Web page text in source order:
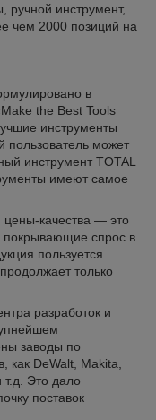
ручной инструмент,
чем 2000 позиций на
в
the Best Tools
инструменты
пользователь может
инструмент TOTAL
имеют самое
цены-качества — это
покрывающие спрос в
пользуется
только
разработок и
заводы по
как DeWalt, Makita,
Это дало
поставок